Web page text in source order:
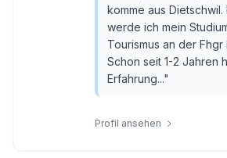
komme aus
werde ich mein
Tourismus an der Fhgr
Schon seit 1-2 Jahren
Erfahrung..."
Profil ansehen